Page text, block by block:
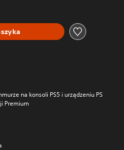
na konsoli PS5 i urządzeniu PS
Premium